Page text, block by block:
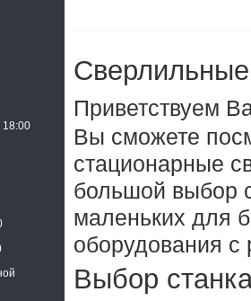
18:00
Приветствуем
Вы сможете
стационарные
большой выбор
маленьких для
оборудования с
Выбор